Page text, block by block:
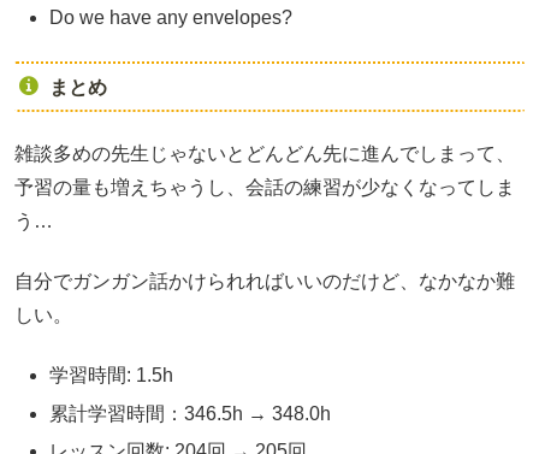
Do we have any envelopes?
まとめ
雑談多めの先生じゃないとどんどん先に進んでしまって、
予習の量も増えちゃうし、会話の練習が少なくなってしま
う…
自分でガンガン話かけられればいいのだけど、なかなか難
しい。
学習時間: 1.5h
累計学習時間：346.5h → 348.0h